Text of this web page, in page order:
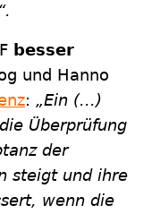
besser
und Hanno
: „Ein (...)
Überprüfung
der
steigt und ihre
wenn die